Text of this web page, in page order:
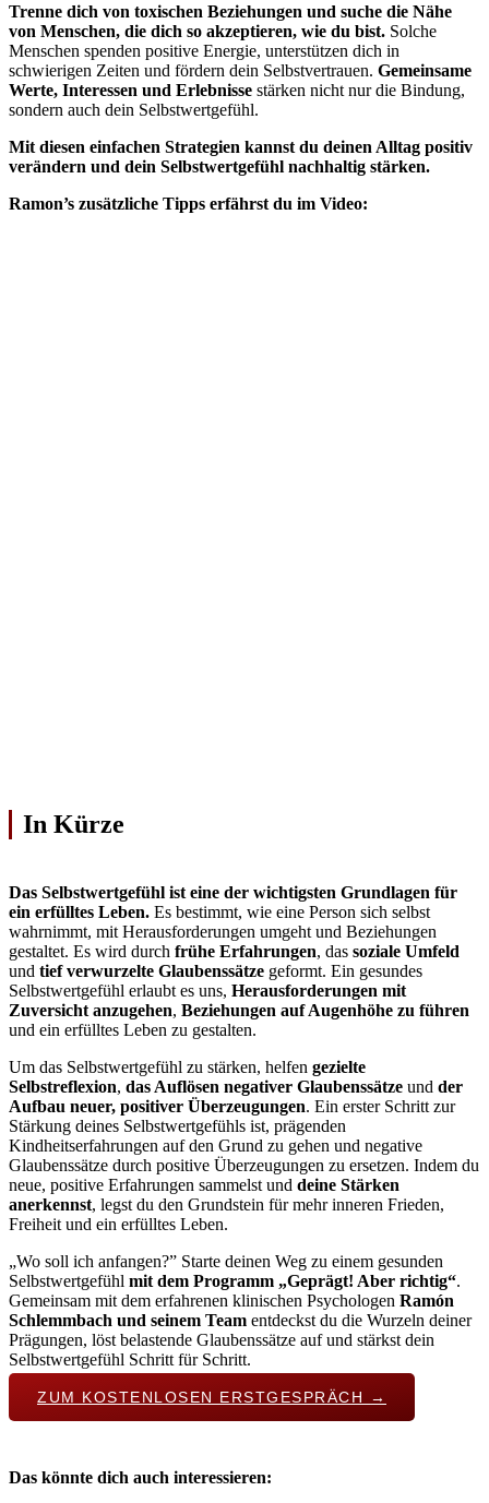
Trenne dich von toxischen Beziehungen und suche die Nähe
von Menschen, die dich so akzeptieren, wie du bist. Solche
Menschen spenden positive Energie, unterstützen dich in
schwierigen Zeiten und fördern dein Selbstvertrauen. Gemeinsame
Werte, Interessen und Erlebnisse stärken nicht nur die Bindung,
sondern auch dein Selbstwertgefühl.
Mit diesen einfachen Strategien kannst du deinen Alltag positiv
verändern und dein Selbstwertgefühl nachhaltig stärken.
Ramon’s zusätzliche Tipps erfährst du im Video:
In Kürze
Das Selbstwertgefühl ist eine der wichtigsten Grundlagen für
ein erfülltes Leben. Es bestimmt, wie eine Person sich selbst
wahrnimmt, mit Herausforderungen umgeht und Beziehungen
gestaltet. Es wird durch frühe Erfahrungen, das soziale Umfeld
und tief verwurzelte Glaubenssätze geformt. Ein gesundes
Selbstwertgefühl erlaubt es uns, Herausforderungen mit
Zuversicht anzugehen, Beziehungen auf Augenhöhe zu führen
und ein erfülltes Leben zu gestalten.
Um das Selbstwertgefühl zu stärken, helfen gezielte
Selbstreflexion, das Auflösen negativer Glaubenssätze und der
Aufbau neuer, positiver Überzeugungen. Ein erster Schritt zur
Stärkung deines Selbstwertgefühls ist, prägenden
Kindheitserfahrungen auf den Grund zu gehen und negative
Glaubenssätze durch positive Überzeugungen zu ersetzen. Indem du
neue, positive Erfahrungen sammelst und deine Stärken
anerkennst, legst du den Grundstein für mehr inneren Frieden,
Freiheit und ein erfülltes Leben.
„Wo soll ich anfangen?” Starte deinen Weg zu einem gesunden
Selbstwertgefühl mit dem Programm „Geprägt! Aber richtig“.
Gemeinsam mit dem erfahrenen klinischen Psychologen Ramón
Schlemmbach und seinem Team entdeckst du die Wurzeln deiner
Prägungen, löst belastende Glaubenssätze auf und stärkst dein
Selbstwertgefühl Schritt für Schritt.
ZUM KOSTENLOSEN ERSTGESPRÄCH →
Das könnte dich auch interessieren: